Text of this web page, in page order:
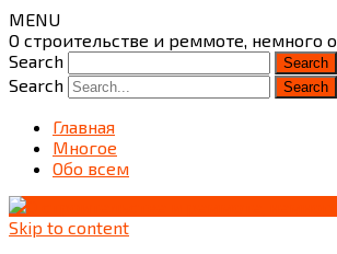
MENU
О строительстве и реммоте, немного
Search
Search
Главная
Многое
Обо всем
Skip to content